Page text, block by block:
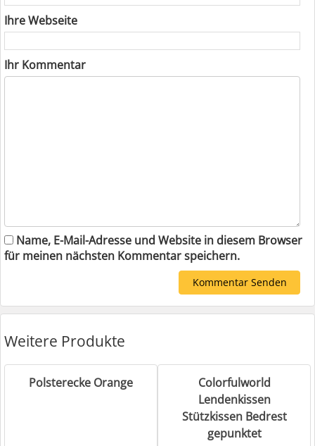
Ihre Webseite
Ihr Kommentar
Name, E-Mail-Adresse und Website in diesem Browser
für meinen nächsten Kommentar speichern.
Weitere Produkte
Polsterecke Orange
Colorfulworld
Lendenkissen
Stützkissen Bedrest
gepunktet